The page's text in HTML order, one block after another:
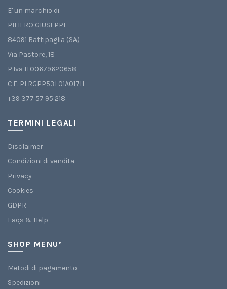
E' un marchio di:
PILIERO GIUSEPPE
84091 Battipaglia (SA)
Via Pastore, 18
P.Iva IT00679620658
C.F. PLRGPP53L01A017H
+39 377 57 95 218
TERMINI LEGALI
Disclaimer
Condizioni di vendita
Privacy
Cookies
GDPR
Faqs & Help
SHOP MENU’
Metodi di pagamento
Spedizioni